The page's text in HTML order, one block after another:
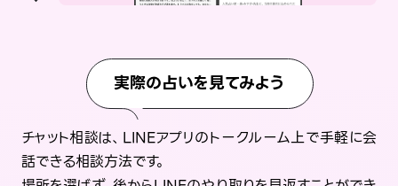
実際の占いを見てみよう
チャット相談は、LINEアプリのトークルーム上で手軽に会
話できる相談方法です。